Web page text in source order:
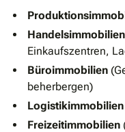
Handelsimmobilien
Einkaufszentren,
Büroimmobilien
beherbergen)
Logistikimmobilien
Freizeitimmobilien